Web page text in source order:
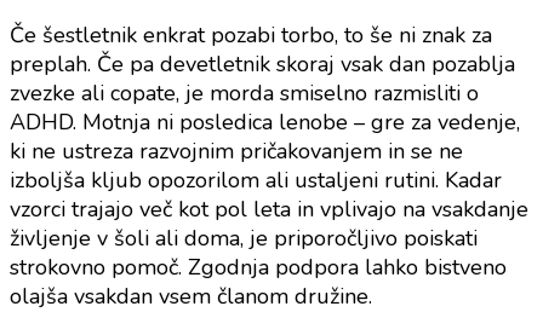
Če šestletnik enkrat pozabi torbo, to še ni znak za
preplah. Če pa devetletnik skoraj vsak dan pozablja
zvezke ali copate, je morda smiselno razmisliti o
ADHD. Motnja ni posledica lenobe – gre za vedenje,
ki ne ustreza razvojnim pričakovanjem in se ne
izboljša kljub opozorilom ali ustaljeni rutini. Kadar
vzorci trajajo več kot pol leta in vplivajo na vsakdanje
življenje v šoli ali doma, je priporočljivo poiskati
strokovno pomoč. Zgodnja podpora lahko bistveno
olajša vsakdan vsem članom družine.